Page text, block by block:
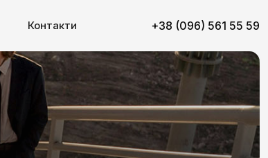
Контакти +38 (096) 561 55 59